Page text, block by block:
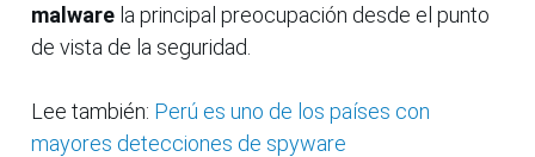
malware la principal preocupación desde el punto
de vista de la seguridad.
Lee también: Perú es uno de los países con
mayores detecciones de spyware